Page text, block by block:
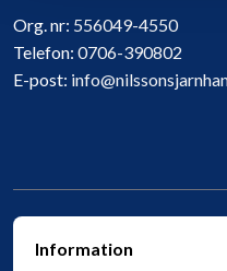
Org. nr: 556049-4550
Telefon: 0706-390802
E-post:
Information